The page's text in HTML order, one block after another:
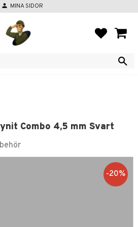
person MINA SIDOR
Combo 4,5 mm Svart
20%